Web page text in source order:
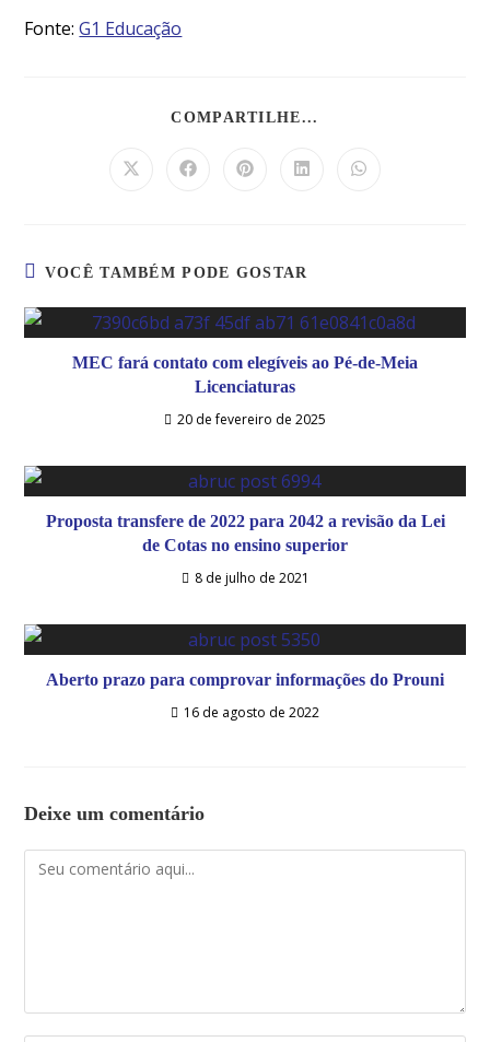
Fonte:G1 Educação
COMPARTILHE...
VOCÊ TAMBÉM PODE GOSTAR
MEC fará contato com elegíveis ao Pé-de-Meia
Licenciaturas
20 de fevereiro de 2025
Proposta transfere de 2022 para 2042 a revisão da Lei
de Cotas no ensino superior
8 de julho de 2021
Aberto prazo para comprovar informações do Prouni
16 de agosto de 2022
Deixe um comentário